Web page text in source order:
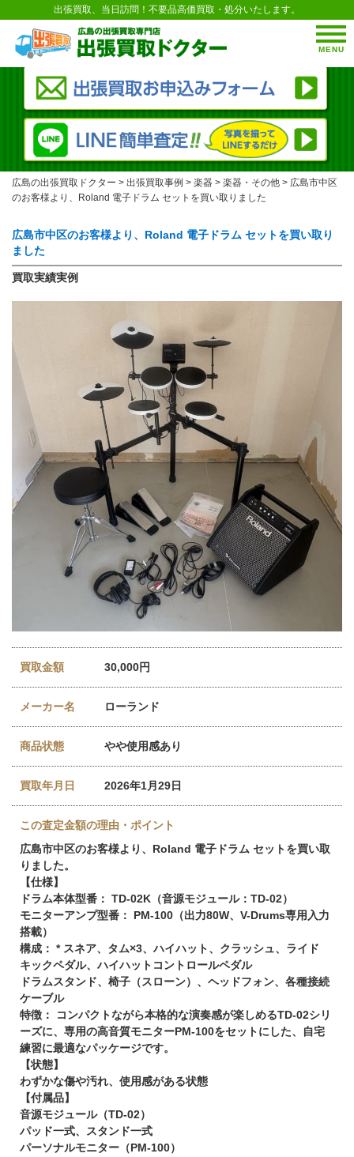
MENU
出張買取、当日訪問！不要品高価買取・処分いたします。
広島の出張買取ドクター > 出張買取事例 > 楽器 > 楽器・その他 > 広島市中区
のお客様より、Roland 電子ドラム セットを買い取りました
広島市中区のお客様より、Roland 電子ドラム セットを買い取り
ました
買取実績実例
買取金額 30,000円
メーカー名 ローランド
商品状態 やや使用感あり
買取年月日 2026年1月29日
この査定金額の理由・ポイント
広島市中区のお客様より、Roland 電子ドラム セットを買い取
りました。
【仕様】
ドラム本体型番： TD-02K（音源モジュール：TD-02）
モニターアンプ型番： PM-100（出力80W、V-Drums専用入力
搭載）
構成： * スネア、タム×3、ハイハット、クラッシュ、ライド
キックペダル、ハイハットコントロールペダル
ドラムスタンド、椅子（スローン）、ヘッドフォン、各種接続
ケーブル
特徴： コンパクトながら本格的な演奏感が楽しめるTD-02シリ
ーズに、専用の高音質モニターPM-100をセットにした、自宅
練習に最適なパッケージです。
【状態】
わずかな傷や汚れ、使用感がある状態
【付属品】
音源モジュール（TD-02）
パッド一式、スタンド一式
パーソナルモニター（PM-100）